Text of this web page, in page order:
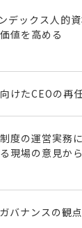
デックス人的
値を高める
けたCEOの再
度の運営実務
現場の意見か
バナンスの観